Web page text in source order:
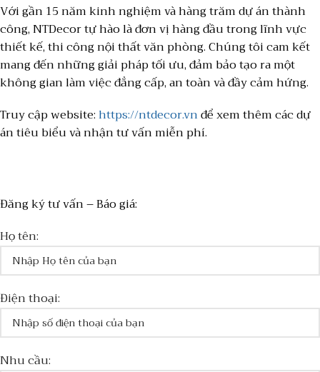
Với gần 15 năm kinh nghiệm và hàng trăm dự án thành
công, NTDecor tự hào là đơn vị hàng đầu trong lĩnh vực
thiết kế, thi công nội thất văn phòng. Chúng tôi cam kết
mang đến những giải pháp tối ưu, đảm bảo tạo ra một
không gian làm việc đẳng cấp, an toàn và đầy cảm hứng.
Truy cập website:https://ntdecor.vnđể xem thêm các dự
án tiêu biểu và nhận tư vấn miễn phí.
Đăng ký tư vấn – Báo giá:
Họ tên:
Điện thoại:
Nhu cầu: